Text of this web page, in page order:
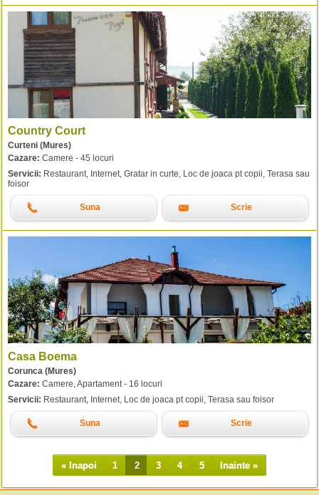
Country Court
Curteni (Mures)
Cazare: Camere - 45 locuri
Servicii: Restaurant, Internet, Gratar in curte, Loc de joaca pt copii, Terasa sau
foisor
Suna Scrie
Casa Boema
Corunca (Mures)
Cazare: Camere, Apartament - 16 locuri
Servicii: Restaurant, Internet, Loc de joaca pt copii, Terasa sau foisor
Suna Scrie
« Inapoi 1 2 3 4 5 Inainte »